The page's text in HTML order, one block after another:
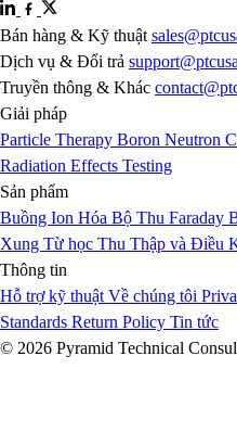
Bán hàng & Kỹ thuật
Dịch vụ & Đổi trả
Truyền thông & Khác
Giải pháp
Particle Therapy Boron Neutron
Radiation Effects Testing
Sản phẩm
Buồng Ion Hóa Bộ Thu Faraday
Xung Từ học Thu Thập và Điều
Thông tin
Hỗ trợ kỹ thuật Về chúng tôi
Standards Return Policy Tin tức
© 2026 Pyramid Technical